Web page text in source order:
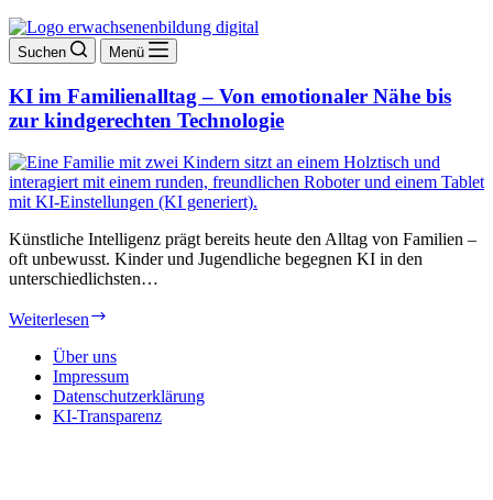
Suchen Menü
KI im Familienalltag – Von emotionaler Nähe bis
zur kindgerechten Technologie
Künstliche Intelligenz prägt bereits heute den Alltag von Familien –
oft unbewusst. Kinder und Jugendliche begegnen KI in den
unterschiedlichsten…
Weiterlesen
Familienalltag
–
Von
emotionaler
Über uns
Impressum
Datenschutzerklärung
KI-Transparenz